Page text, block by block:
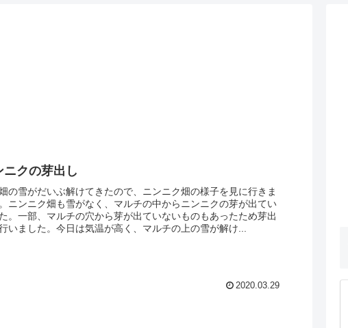
ニクの芽出し
の雪がだいぶ解けてきたので、ニンニク畑の様子を見に行きま
ニンニク畑も雪がなく、マルチの中からニンニクの芽が出てい
。一部、マルチの穴から芽が出ていないものもあったため芽出
いました。今日は気温が高く、マルチの上の雪が解け...
2020.03.29